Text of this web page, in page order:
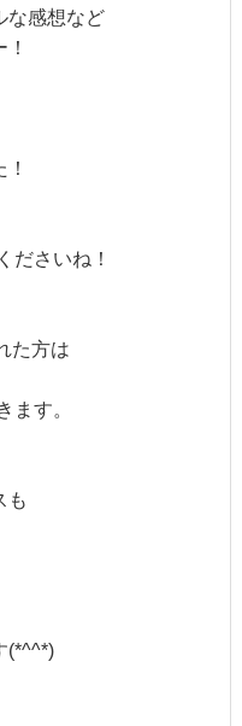
な感想など
ださいね！
た方は
ます。
も
(*^^*)